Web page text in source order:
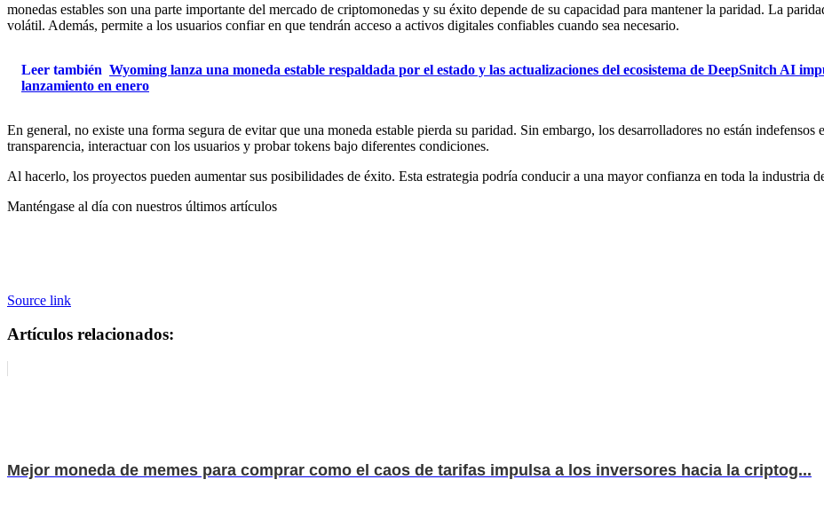
monedas estables son una parte importante del mercado de criptomonedas y su éxito depende de su capacidad para mantener la paridad. La
volátil. Además, permite a los usuarios confiar en que tendrán acceso a activos digitales confiables cuando sea necesario.
Leer también Wyoming lanza una moneda estable respaldada por el estado y las actualizaciones del ecosistema de DeepSnitch AI
lanzamiento en enero
En general, no existe una forma segura de evitar que una moneda estable pierda su paridad. Sin embargo, los desarrolladores no están
transparencia, interactuar con los usuarios y probar tokens bajo diferentes condiciones.
Al hacerlo, los proyectos pueden aumentar sus posibilidades de éxito. Esta estrategia podría conducir a una mayor confianza en toda la industria
Manténgase al día con nuestros últimos artículos
Source link
Artículos relacionados:
Mejor moneda de memes para comprar como el caos de tarifas impulsa a los inversores hacia la criptog...